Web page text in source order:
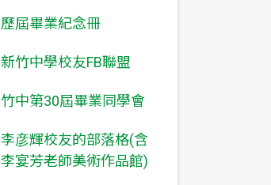
歷屆畢業紀念冊
新竹中學校友FB聯盟
竹中第30屆畢業同學會
李彦輝校友的部落格(含
李宴芳老師美術作品館)